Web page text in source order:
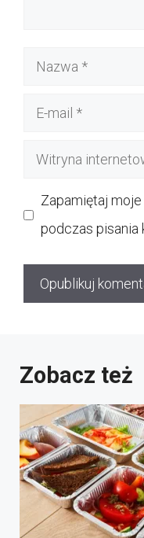
Nazwa
Witryna
Zapamiętaj
podczas pisania
Zobacz też